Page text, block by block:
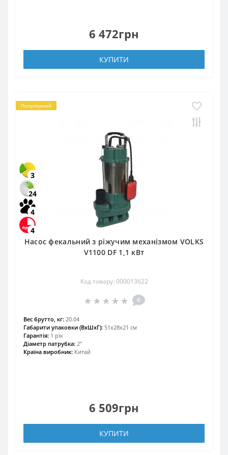
6 472грн
КУПИТИ
Популярний
3
24
4
4
Насос фекальний з ріжучим механізмом VOLKS
V1100 DF 1,1 кВт
Код товару: 000013622
0
Вес брутто, кг: 20.04
Габарити упаковки (ВхШхГ): 51х28х21 см
Гарантія: 1 рік
Діаметр патрубка: 2″
Країна виробник: Китай
6 509грн
КУПИТИ